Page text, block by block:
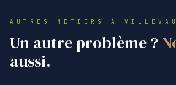
AUTRES MÉTIERS À
Un autre problème ?
aussi.